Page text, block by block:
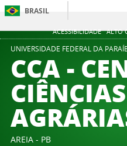
ACESSIBILIDADE ALTO
BRASIL
UNIVERSIDADE FEDERAL DA
CCA -
CIÊNCIAS
AREIA - PB